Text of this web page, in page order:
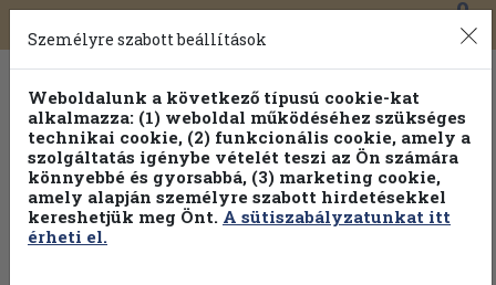
Toggle
navigation
0
Személyre szabott beállítások
Weboldalunk a következő típusú cookie-kat
alkalmazza: (1) weboldal működéséhez szükséges
technikai cookie, (2) funkcionális cookie, amely a
szolgáltatás igénybe vételét teszi az Ön számára
könnyebbé és gyorsabbá, (3) marketing cookie,
amely alapján személyre szabott hirdetésekkel
kereshetjük meg Önt. A sütiszabályzatunkat itt
érheti el.